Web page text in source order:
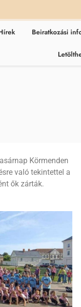
Beiratkozási
Körmenden
való tekintettel a
ők zárták.